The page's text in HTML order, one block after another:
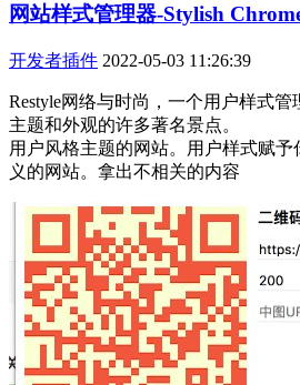
网站样式管理器-Stylish
开发者插件 2022-05-03 11:26:39
Restyle网络与时尚，一个用户样式
主题和外观的许多著名景点。
用户风格主题的网站。用户样式赋
义的网站。拿出不相关的内容